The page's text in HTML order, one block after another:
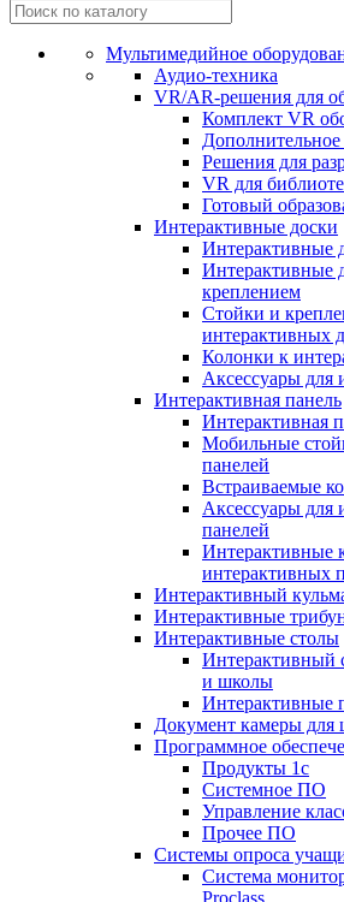
Мультимедийное
Аудио-техника
VR/AR-решения для
Комплект VR
Решения для
VR для
Готовый
Интерактивные доски
Интерактивные
Интерактивные
креплением
Стойки и
интерактивных
Колонки к
Аксессуары для
Интерактивная панель
Интерактивная
Мобильные
панелей
Встраиваемые
Аксессуары для
панелей
Интерактивные
интерактивных
Интерактивный
Интерактивные
Интерактивные столы
Интерактивный
и школы
Интерактивные
Документ камеры для
Программное
Продукты 1с
Системное ПО
Управление
Прочее ПО
Системы опроса
Система